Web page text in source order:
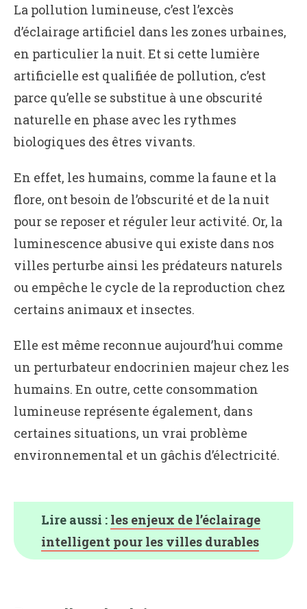
La pollution lumineuse, c’est l’excès
d’éclairage artificiel dans les zones urbaines,
en particulier la nuit. Et si cette lumière
artificielle est qualifiée de pollution, c’est
parce qu’elle se substitue à une obscurité
naturelle en phase avec les rythmes
biologiques des êtres vivants.
En effet, les humains, comme la faune et la
flore, ont besoin de l’obscurité et de la nuit
pour se reposer et réguler leur activité. Or, la
luminescence abusive qui existe dans nos
villes perturbe ainsi les prédateurs naturels
ou empêche le cycle de la reproduction chez
certains animaux et insectes.
Elle est même reconnue aujourd’hui comme
un perturbateur endocrinien majeur chez les
humains. En outre, cette consommation
lumineuse représente également, dans
certaines situations, un vrai problème
environnemental et un gâchis d’électricité.
Lire aussi : les enjeux de l’éclairage
intelligent pour les villes durables